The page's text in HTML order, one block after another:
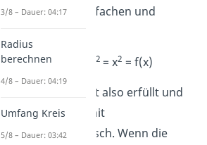
aber noch vereinfachen und
f(-x) = (-x)
2= x2 = f(x)
Die Bedingung ist also erfüllt und
die Funktion damit
achsensymmetrisch. Wenn die
3/8 – Dauer: 04:17
Radius
berechnen
4/8 – Dauer: 04:19
Umfang Kreis
5/8 – Dauer: 03:42